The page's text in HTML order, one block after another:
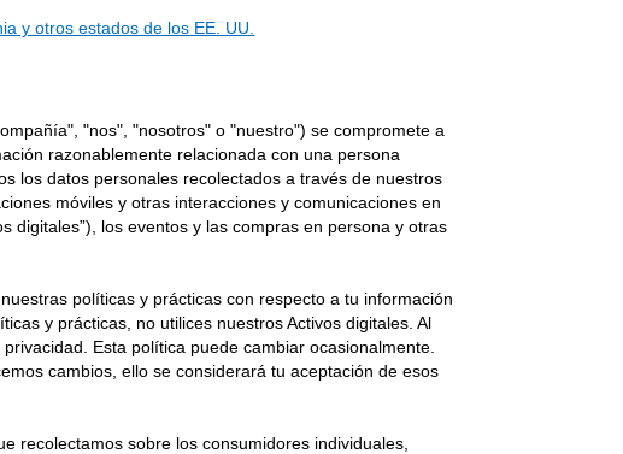
y otros estados de los EE. UU.
"nos", "nosotros" o "nuestro") se compromete a
razonablemente relacionada con una persona
los datos personales recolectados a través de nuestros
móviles y otras interacciones y comunicaciones en
digitales”), los eventos y las compras en persona y otras
políticas y prácticas con respecto a tu información
y prácticas, no utilices nuestros Activos digitales. Al
Esta política puede cambiar ocasionalmente.
cambios, ello se considerará tu aceptación de esos
recolectamos sobre los consumidores individuales,